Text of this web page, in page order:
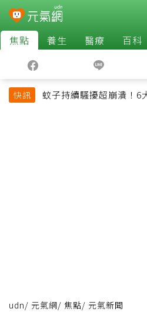
焦點 養生 醫療 百科
快訊
蚊子持續騷擾超崩潰！6
udn/ 元氣網/ 焦點/ 元氣新聞